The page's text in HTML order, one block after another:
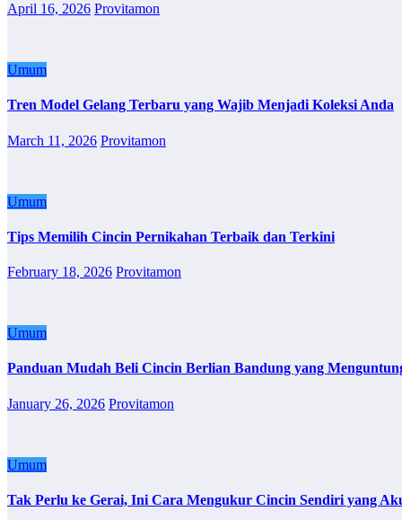
April 16, 2026 Provitamon
Umum
Tren Model Gelang Terbaru yang Wajib Menjadi Koleksi Anda
March 11, 2026 Provitamon
Umum
Tips Memilih Cincin Pernikahan Terbaik dan Terkini
February 18, 2026 Provitamon
Umum
Panduan Mudah Beli Cincin Berlian Bandung yang
January 26, 2026 Provitamon
Umum
Tak Perlu ke Gerai, Ini Cara Mengukur Cincin Sendiri yang